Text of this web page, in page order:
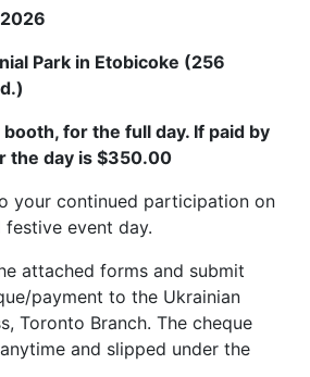
Park in Etobicoke (256
for the full day. If paid by
the day is $350.00
your continued participation on
event day.
attached forms and submit
payment to the Ukrainian
Toronto Branch. The cheque
and slipped under the